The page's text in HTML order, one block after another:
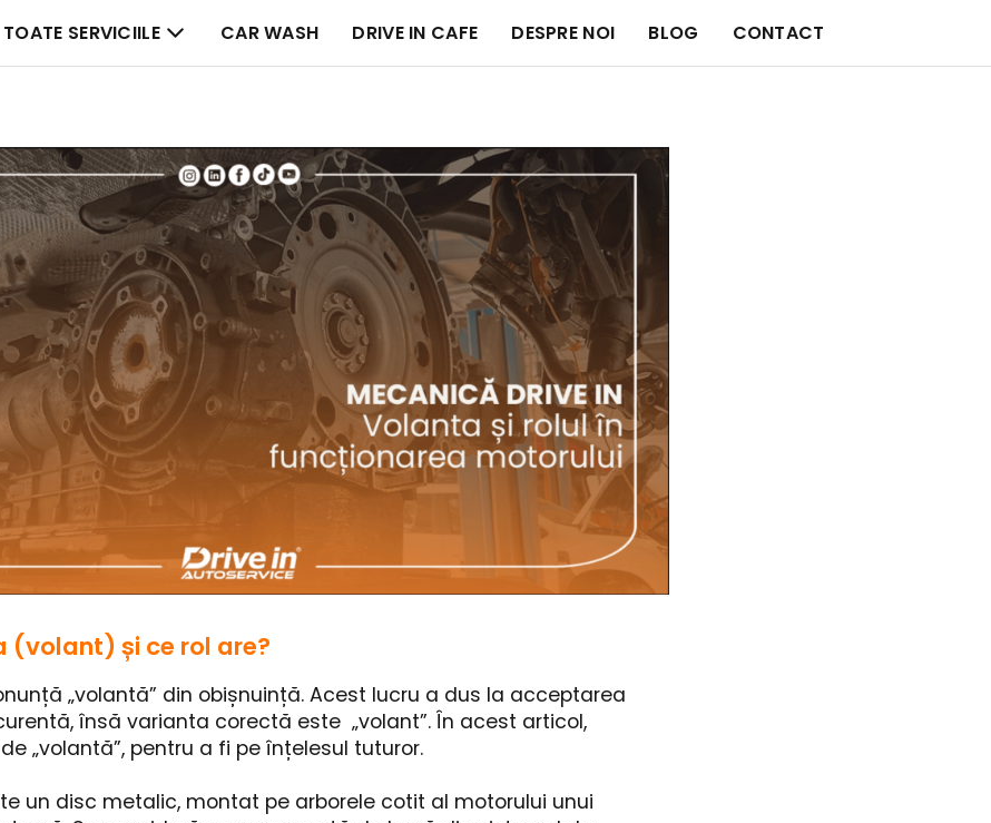
TOATE SERVICIILE CAR WASH DRIVE IN CAFE DESPRE NOI BLOG CONTACT
(volant) și ce rol are?
„volantă” din obișnuință. Acest lucru a dus la acceptarea
însă varianta corectă este „volant”. În acest articol,
„volantă”, pentru a fi pe înțelesul tuturor.
un disc metalic, montat pe arborele cotit al motorului unui